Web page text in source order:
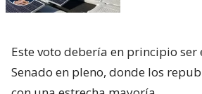
Este voto debería en principio
Senado en pleno, donde los